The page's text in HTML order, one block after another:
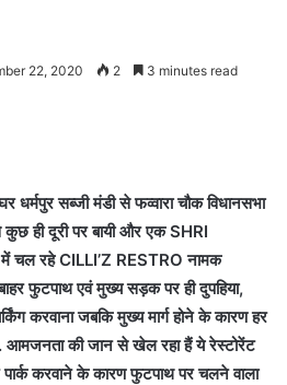
22, 2020 2 3 minutes read
धर्मपुर सब्जी मंडी से फव्वारा चौक विधानसभा
ही दूरी पर बायी और एक SHRI
चल रहे CILLI’Z RESTRO नामक
फुटपाथ एवं मुख्य सड़क पर ही दुपहिया,
करवाना जबकि मुख्य मार्ग होने के कारण हर
हैं. आमजनता की जान से खेल रहा हैं ये रेस्टोरेंट
करवाने के कारण फुटपाथ पर चलने वाला